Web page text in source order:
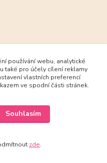
používání webu, analytické
také pro účely cílení reklamy
vlastních preferencí
ve spodní části stránek.
Souhlasím
zde.